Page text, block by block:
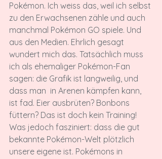
Pokémon. Ich weiss das, weil ich selbst
zu den Erwachsenen zähle und auch
manchmal Pokémon GO spiele. Und
aus den Medien. Ehrlich gesagt
wundert mich das. Tatsächlich muss
ich als ehemaliger Pokémon-Fan
sagen: die Grafik ist langweilig, und
dass man in Arenen kämpfen kann,
ist fad. Eier ausbrüten? Bonbons
füttern? Das ist doch kein Training!
Was jedoch fasziniert: dass die gut
bekannte Pokémon-Welt plötzlich
unsere eigene ist. Pokémons in